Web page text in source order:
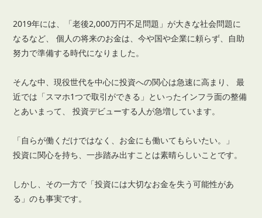
2019年には、「老後2,000万円不足問題」が大きな社会問題に
なるなど、
個人の将来のお金は、今や国や企業に頼らず、自助
努力で準備する時代になりました。
そんな中、現役世代を中心に投資への関心は急速に高まり、
最
近では「スマホ1つで取引ができる」といったインフラ面の整備
とあいまって、
投資デビューする人が急増しています。
「自らが働くだけではなく、お金にも働いてもらいたい。」
投資に関心を持ち、一歩踏み出すことは素晴らしいことです。
しかし、その一方で「投資には大切なお金を失う可能性があ
る」のも事実です。